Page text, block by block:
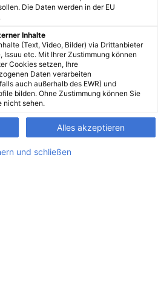
Die Daten werden in der EU
Inhalte
(Text, Video, Bilder) via Drittanbieter
Issuu etc. Mit Ihrer Zustimmung können
Cookies setzen, Ihre
Daten verarbeiten
auch außerhalb des EWR) und
bilden. Ohne Zustimmung können Sie
nicht sehen.
Alles akzeptieren
und schließen